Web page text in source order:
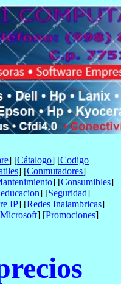
] [Cátalogo] [Codigo
] [Conmutadores]
] [Consumibles]
] [Seguridad]
IP] [Redes Inalambricas]
Microsoft] [Promociones]